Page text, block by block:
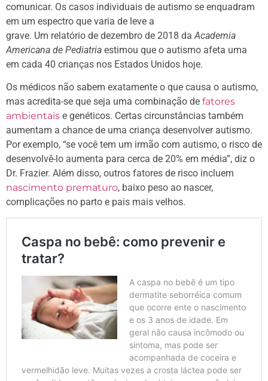
comunicar. Os casos individuais de autismo se enquadram
em um espectro que varia de leve a
grave. Um relatório de dezembro de 2018 da Academia
Americana de Pediatria estimou que o autismo afeta uma
em cada 40 crianças nos Estados Unidos hoje.
Os médicos não sabem exatamente o que causa o autismo,
mas acredita-se que seja uma combinação de fatores
ambientais e genéticos. Certas circunstâncias também
aumentam a chance de uma criança desenvolver autismo.
Por exemplo, “se você tem um irmão com autismo, o risco de
desenvolvê-lo aumenta para cerca de 20% em média”, diz o
Dr. Frazier. Além disso, outros fatores de risco incluem
nascimento prematuro, baixo peso ao nascer,
complicações no parto e pais mais velhos.